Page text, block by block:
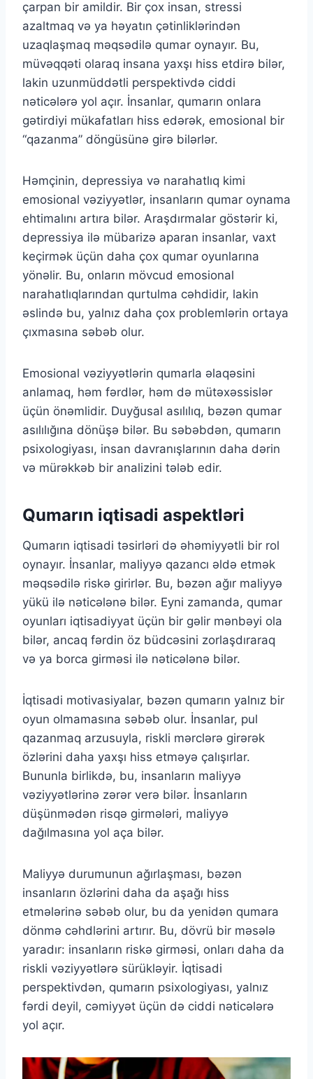
çarpan bir amildir. Bir çox insan, stressi
azaltmaq və ya həyatın çətinliklərindən
uzaqlaşmaq məqsədilə qumar oynayır. Bu,
müvəqqəti olaraq insana yaxşı hiss etdirə bilər,
lakin uzunmüddətli perspektivdə ciddi
nəticələrə yol açır. İnsanlar, qumarın onlara
gətirdiyi mükafatları hiss edərək, emosional bir
“qazanma” döngüsünə girə bilərlər.
Həmçinin, depressiya və narahatlıq kimi
emosional vəziyyətlər, insanların qumar oynama
ehtimalını artıra bilər. Araşdırmalar göstərir ki,
depressiya ilə mübarizə aparan insanlar, vaxt
keçirmək üçün daha çox qumar oyunlarına
yönəlir. Bu, onların mövcud emosional
narahatlıqlarından qurtulma cəhdidir, lakin
əslində bu, yalnız daha çox problemlərin ortaya
çıxmasına səbəb olur.
Emosional vəziyyətlərin qumarla əlaqəsini
anlamaq, həm fərdlər, həm də mütəxəssislər
üçün önəmlidir. Duyğusal asılılıq, bəzən qumar
asılılığına dönüşə bilər. Bu səbəbdən, qumarın
psixologiyası, insan davranışlarının daha dərin
və mürəkkəb bir analizini tələb edir.
Qumarın iqtisadi aspektləri
Qumarın iqtisadi təsirləri də əhəmiyyətli bir rol
oynayır. İnsanlar, maliyyə qazancı əldə etmək
məqsədilə riskə girirlər. Bu, bəzən ağır maliyyə
yükü ilə nəticələnə bilər. Eyni zamanda, qumar
oyunları iqtisadiyyat üçün bir gəlir mənbəyi ola
bilər, ancaq fərdin öz büdcəsini zorlaşdıraraq
və ya borca girməsi ilə nəticələnə bilər.
İqtisadi motivasiyalar, bəzən qumarın yalnız bir
oyun olmamasına səbəb olur. İnsanlar, pul
qazanmaq arzusuyla, riskli mərclərə girərək
özlərini daha yaxşı hiss etməyə çalışırlar.
Bununla birlikdə, bu, insanların maliyyə
vəziyyətlərinə zərər verə bilər. İnsanların
düşünmədən risqə girmələri, maliyyə
dağılmasına yol aça bilər.
Maliyyə durumunun ağırlaşması, bəzən
insanların özlərini daha da aşağı hiss
etmələrinə səbəb olur, bu da yenidən qumara
dönmə cəhdlərini artırır. Bu, dövrü bir məsələ
yaradır: insanların riskə girməsi, onları daha da
riskli vəziyyətlərə sürükləyir. İqtisadi
perspektivdən, qumarın psixologiyası, yalnız
fərdi deyil, cəmiyyət üçün də ciddi nəticələrə
yol açır.